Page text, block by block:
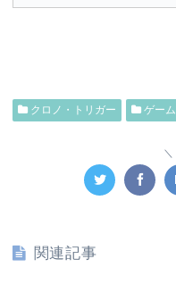
クロノ・トリガー ゲー
関連記事